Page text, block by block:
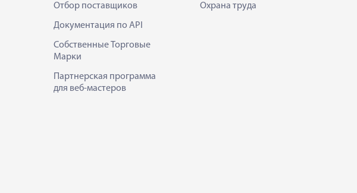
Отбор поставщиков
Документация по API
Собственные Торговые
Марки
Партнерская программа
для веб-мастеров
Охрана труда